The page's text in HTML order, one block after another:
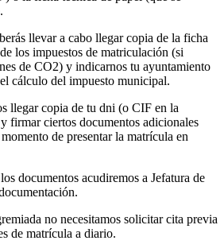
llevar a cabo llegar copia de la ficha
los impuestos de matriculación (si
de CO2) y indicarnos tu ayuntamiento
cálculo del impuesto municipal.
llegar copia de tu dni (o CIF en la
firmar ciertos documentos adicionales
de presentar la matrícula en
documentos acudiremos a Jefatura de
no necesitamos solicitar cita previa
de matrícula a diario.